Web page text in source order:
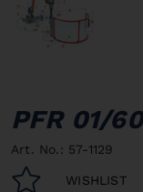
PFR 01/
Art. No.: 57-1129
WISHLIST